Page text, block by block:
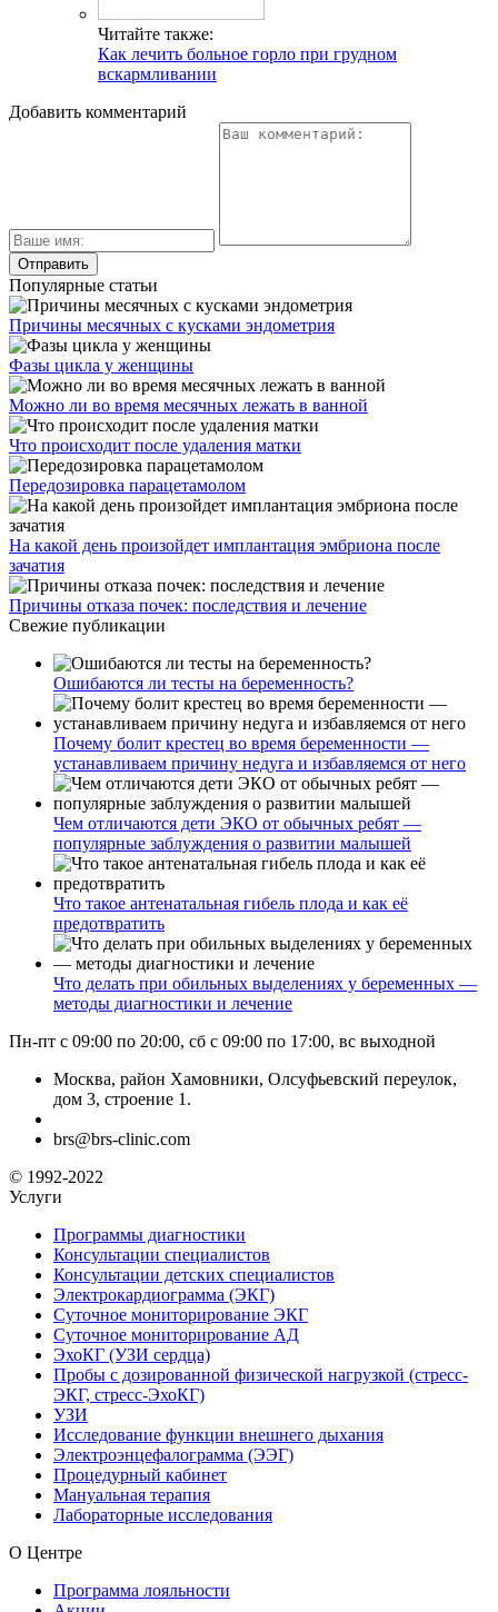
Читайте также:
Как лечить больное горло при грудном
вскармливании
Добавить комментарий
Популярные статьи
Причины месячных с кусками эндометрия
Фазы цикла у женщины
Можно ли во время месячных лежать в ванной
Что происходит после удаления матки
Передозировка парацетамолом
На какой день произойдет имплантация эмбриона после
зачатия
Причины отказа почек: последствия и лечение
Свежие публикации
Ошибаются ли тесты на беременность?
Почему болит крестец во время беременности —
устанавливаем причину недуга и избавляемся от него
Чем отличаются дети ЭКО от обычных ребят —
популярные заблуждения о развитии малышей
Что такое антенатальная гибель плода и как её
предотвратить
Что делать при обильных выделениях у беременных —
методы диагностики и лечение
Пн-пт с 09:00 по 20:00, сб с 09:00 по 17:00, вс выходной
Москва, район Хамовники, Олсуфьевский переулок,
дом 3, строение 1.
brs@brs-clinic.com
© 1992-2022
Услуги
Программы диагностики
Консультации специалистов
Консультации детских специалистов
Электрокардиограмма (ЭКГ)
Суточное мониторирование ЭКГ
Суточное мониторирование АД
ЭхоКГ (УЗИ сердца)
Пробы с дозированной физической нагрузкой (стресс-
ЭКГ, стресс-ЭхоКГ)
УЗИ
Исследование функции внешнего дыхания
Электроэнцефалограмма (ЭЭГ)
Процедурный кабинет
Мануальная терапия
Лабораторные исследования
О Центре
Программа лояльности